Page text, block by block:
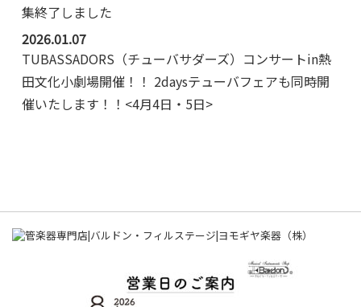
集終了しました
2026.01.07
TUBASSADORS（チューバサダーズ）コンサートin熱
田文化小劇場開催！！ 2daysテューバフェアも同時開
催いたします！！<4月4日・5日>